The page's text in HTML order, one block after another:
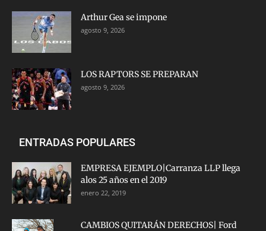
Arthur Gea se impone
agosto 9, 2026
LOS RAPTORS SE PREPARAN
agosto 9, 2026
ENTRADAS POPULARES
EMPRESA EJEMPLO|Carranza LLP llega
alos 25 años en el 2019
enero 22, 2019
CAMBIOS QUITARÁN DERECHOS| Ford